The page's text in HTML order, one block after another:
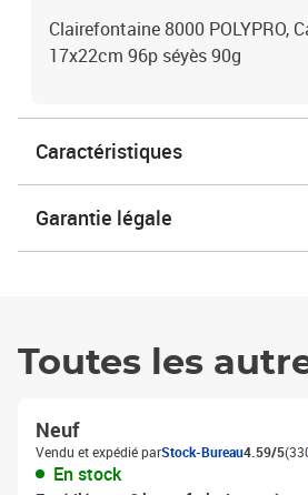
Clairefontaine 8000 POLYPRO,
17x22cm 96p séyès 90g
Caractéristiques
Garantie légale
Toutes les
Neuf
Vendu et expédié parStock-Bureau4.59/5
En stock